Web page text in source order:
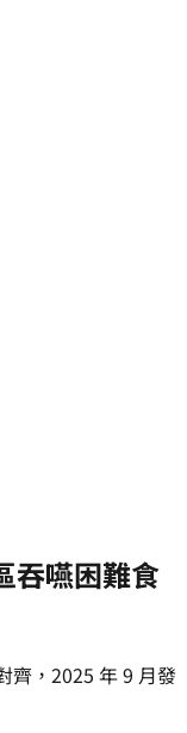
吞嚥困難食
齊，2025 年 9 月發